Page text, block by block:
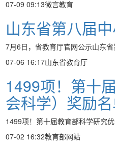
07-09 09:13微言教育
山东省第八届
7月6日，省教育厅官网公示山东
07-06 16:17山东省教育厅
1499项！第十
会科学）奖励
1499项！第十届教育部科学研究
07-02 16:32教育部网站